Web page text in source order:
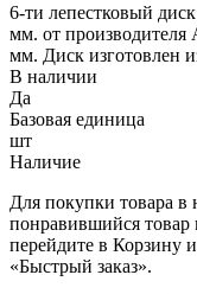
6-ти лепестковый
мм. от
мм. Диск изготовлен
В наличии
Да
Базовая единица
шт
Наличие
Для покупки товара в
понравившийся товар
перейдите в Корзину
«Быстрый заказ».